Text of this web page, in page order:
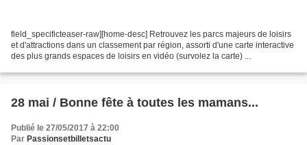
field_specificteaser-raw][home-desc] Retrouvez les parcs majeurs de loisirs
et d'attractions dans un classement par région, assorti d'une carte interactive
des plus grands espaces de loisirs en vidéo (survolez la carte) ...
28 mai / Bonne fête à toutes les mamans...
Publié le 27/05/2017 à 22:00
Par Passionsetbilletsactu